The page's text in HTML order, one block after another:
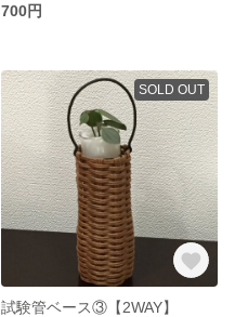
700円
SOLD OUT
試験管ベース③【2WAY】